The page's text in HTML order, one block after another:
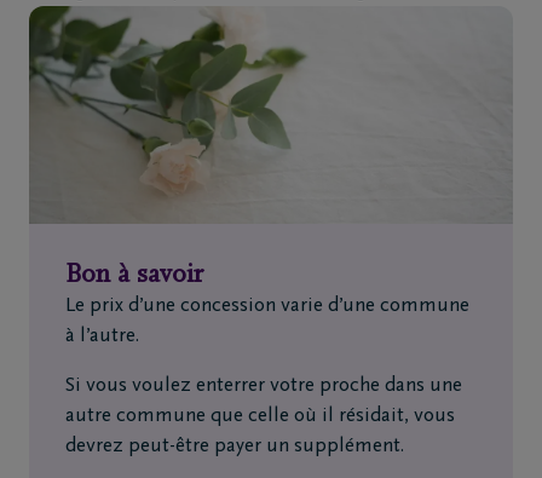
Bon à savoir
Le prix d’une concession varie d’une commune
à l’autre.
Si vous voulez enterrer votre proche dans une
autre commune que celle où il résidait, vous
devrez peut-être payer un supplément.